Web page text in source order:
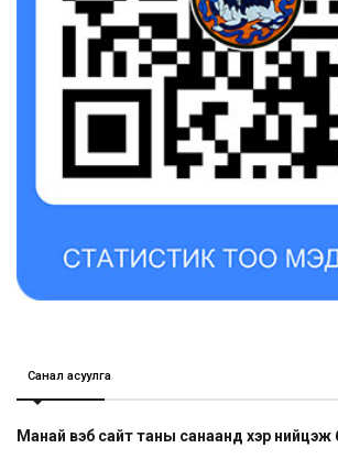
Санал асуулга
Манай вэб сайт таны санаанд хэр нийцэж